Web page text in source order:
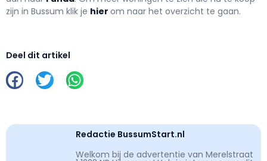
zijn in Bussum klik je hier om naar het overzicht te gaan.
Deel dit artikel
Redactie BussumStart.nl
Welkom bij de advertentie van Merelstraat